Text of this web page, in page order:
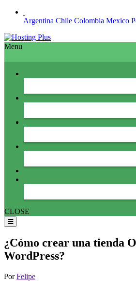
Argentina Chile Colombia Mexico
Menu
CLOSE
¿Cómo crear una tienda
WordPress?
PorFelipe